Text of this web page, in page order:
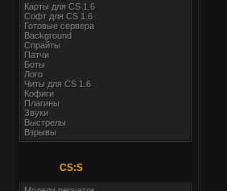
Карты для СS 1.6
Софт для CS 1.6
Готовые сервера
Background
Спрайты
Патчи
Боты
Лого
Читы для CS 1.6
Кофиги
Плагины
Звуки
Выстрелы
Взрывы
CS:S